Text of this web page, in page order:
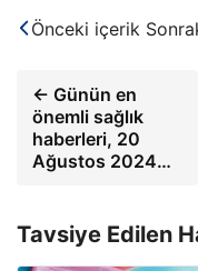
Önceki içerik
← Günün en
önemli sağlık
haberleri, 20
Ağustos 2024…
Tavsiye Edilen